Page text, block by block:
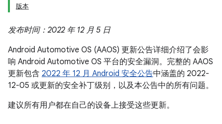
版本
发布时间：2022 年 12 月 5 日
Android Automotive OS (AAOS) 更新公告详细介绍了会影
响 Android Automotive OS 平台的安全漏洞。完整的 AAOS
更新包含 2022 年 12 月 Android 安全公告中涵盖的 2022-
12-05 或更新的安全补丁级别，以及本公告中的所有问题。
建议所有用户都在自己的设备上接受这些更新。